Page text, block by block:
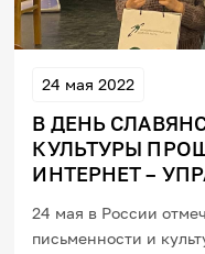
Секреты кода
Незрячим
English
24 мая 2022
В ДЕНЬ
КУЛЬТУРЫ
ИНТЕРНЕТ –
24 мая в России
письменности и